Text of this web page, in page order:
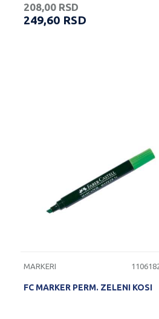
208,00 RSD
249,60 RSD
MARKERI
FC MARKER PERM. ZELENI KOSI